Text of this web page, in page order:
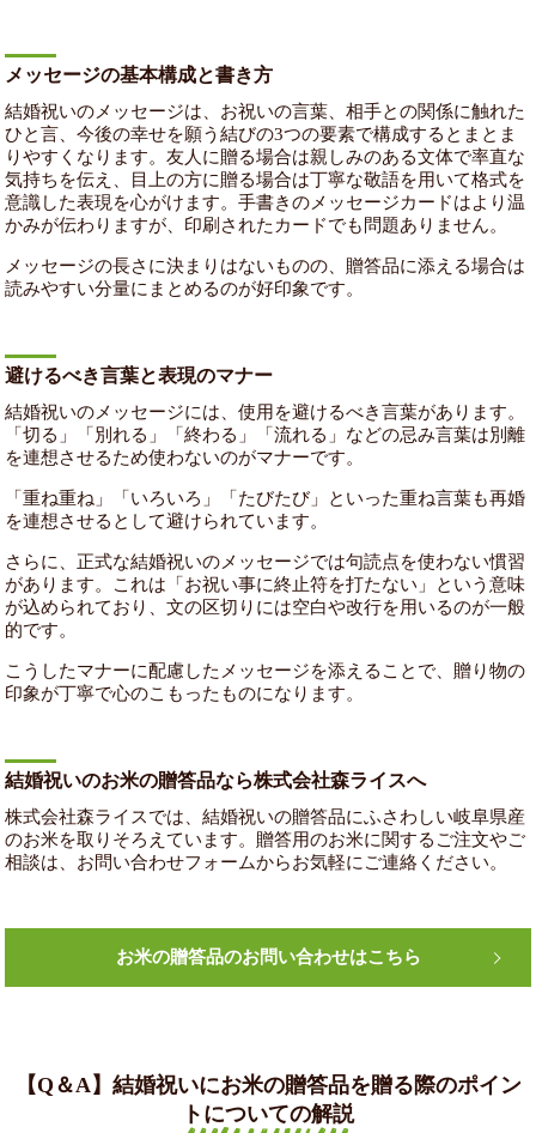
メッセージの基本構成と書き方
結婚祝いのメッセージは、お祝いの言葉、相手との関係に触れた
ひと言、今後の幸せを願う結びの3つの要素で構成するとまとま
りやすくなります。友人に贈る場合は親しみのある文体で率直な
気持ちを伝え、目上の方に贈る場合は丁寧な敬語を用いて格式を
意識した表現を心がけます。手書きのメッセージカードはより温
かみが伝わりますが、印刷されたカードでも問題ありません。
メッセージの長さに決まりはないものの、贈答品に添える場合は
読みやすい分量にまとめるのが好印象です。
避けるべき言葉と表現のマナー
結婚祝いのメッセージには、使用を避けるべき言葉があります。
「切る」「別れる」「終わる」「流れる」などの忌み言葉は別離
を連想させるため使わないのがマナーです。
「重ね重ね」「いろいろ」「たびたび」といった重ね言葉も再婚
を連想させるとして避けられています。
さらに、正式な結婚祝いのメッセージでは句読点を使わない慣習
があります。これは「お祝い事に終止符を打たない」という意味
が込められており、文の区切りには空白や改行を用いるのが一般
的です。
こうしたマナーに配慮したメッセージを添えることで、贈り物の
印象が丁寧で心のこもったものになります。
結婚祝いのお米の贈答品なら株式会社森ライスへ
株式会社森ライスでは、結婚祝いの贈答品にふさわしい岐阜県産
のお米を取りそろえています。贈答用のお米に関するご注文やご
相談は、お問い合わせフォームからお気軽にご連絡ください。
お米の贈答品のお問い合わせはこちら
【Q＆A】結婚祝いにお米の贈答品を贈る際のポイン
トについての解説